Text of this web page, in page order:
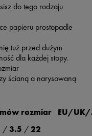
do tego rodzaju
papieru prostopadle
tuż przed dużym
dla każdej stopy.
ścianą a narysowaną
rozmiar EU/UK/
/3.5 /22